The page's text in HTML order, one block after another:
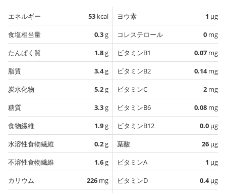
エネルギー 53 kcal
食塩相当量
0.3g
たんぱく質
1.8g
脂質
3.4g
炭水化物
5.2g
糖質
3.3g
食物繊維
1.9g
水溶性食物繊維
0.2g
不溶性食物繊維
1.6g
カリウム
226 mg
ヨウ素 1 µg
コレステロール
0 mg
ビタミンB1
0.07 mg
ビタミンB2
0.14mg
ビタミンC
2 mg
ビタミンB6
0.08 mg
ビタミンB12
0.0 µg
葉酸
26 µg
ビタミンA
1 µg
ビタミンD
0.4µg